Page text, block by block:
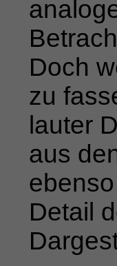
Doch
zu
lauter
aus
eben­
Detail